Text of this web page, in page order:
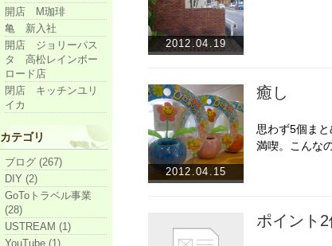
2012.04.19
2012.04.15
癒し
思わず5個ま
満喫。こんな
ポイント
開店 M珈琲
亀 新入社
開店 ジョリーパス
タ 高松レインボー
ロード店
閉店 キッチンユリ
イカ
カテゴリ
ブログ (267)
DIY (2)
GoToトラベル事業
(28)
USTREAM (1)
YouTube (1)